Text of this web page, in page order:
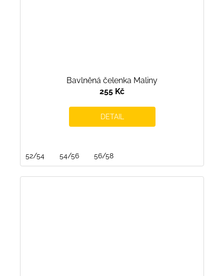
Bavlněná čelenka Maliny
255 Kč
DETAIL
52/54 54/56 56/58